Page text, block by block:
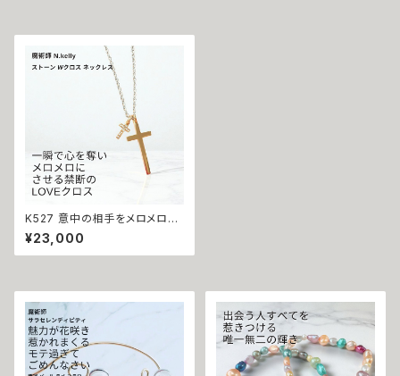
無限 ジュエリー ペンダント パ
K527 意中の相手をメロメロに
する 神秘的な誘惑魔術 ストー
ン Wクロス ネックレス N.kelly
製作 十字架 cross ユニセック
アクセサリー お守り 恋愛成就
¥23,000